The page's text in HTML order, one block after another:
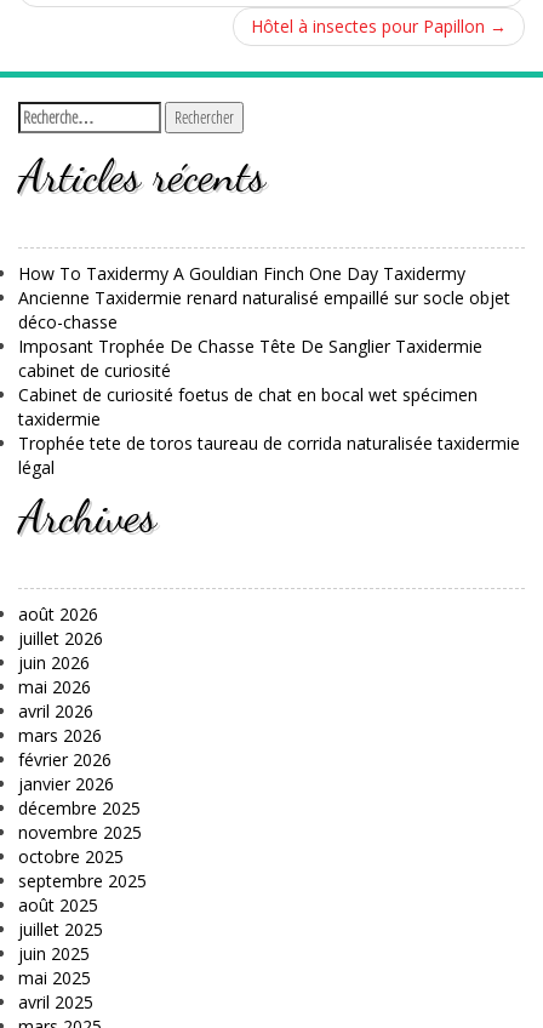
Hôtel à insectes pour Papillon →
Articles récents
How To Taxidermy A Gouldian Finch One Day Taxidermy
Ancienne Taxidermie renard naturalisé empaillé sur socle objet
déco-chasse
Imposant Trophée De Chasse Tête De Sanglier Taxidermie
cabinet de curiosité
Cabinet de curiosité foetus de chat en bocal wet spécimen
taxidermie
Trophée tete de toros taureau de corrida naturalisée taxidermie
légal
Archives
août 2026
juillet 2026
juin 2026
mai 2026
avril 2026
mars 2026
février 2026
janvier 2026
décembre 2025
novembre 2025
octobre 2025
septembre 2025
août 2025
juillet 2025
juin 2025
mai 2025
avril 2025